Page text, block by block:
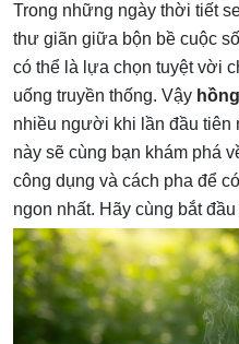
Trong những ngày thời tiết
thư giãn giữa bộn bề cuộc
có thể là lựa chọn tuyệt vời
uống truyền thống. Vậy
nhiều người khi lần đầu tiên
này sẽ cùng bạn khám phá
công dụng và cách pha để
ngon nhất. Hãy cùng bắt